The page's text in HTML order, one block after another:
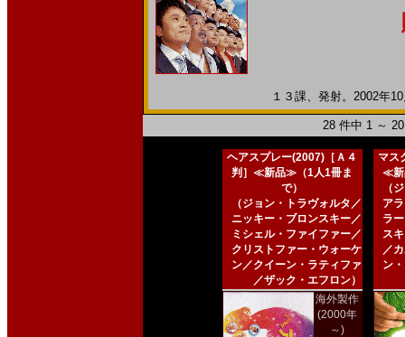
１３課、発射。2002年
28 件中 1 ～
ヘアスプレー(2007)［Ａ４
判］≪新品≫（1人1冊ま
で）
（ジョン・トラヴォルタ／
ニッキー・ブロンスキー／
ミシェル・ファイファー／
クリストファー・ウォーケ
ン／クイーン・ラティファ
／ザック・エフロン）
海外製作
(2000年
～)
マス
≪新
（
ア
ラ
ス
／
ン